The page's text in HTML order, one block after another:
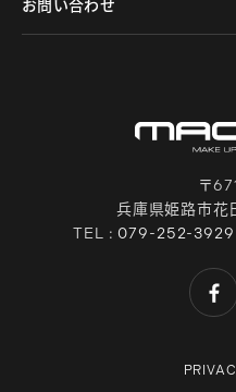
お問い合わせ
〒
兵庫県姫路市花
TEL :079-252-3929